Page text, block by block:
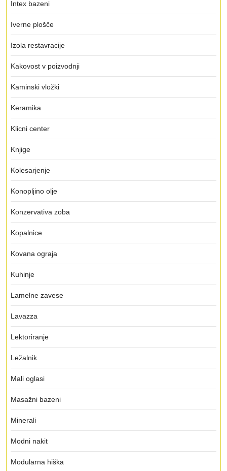
Intex bazeni
Iverne plošče
Izola restavracije
Kakovost v poizvodnji
Kaminski vložki
Keramika
Klicni center
Knjige
Kolesarjenje
Konopljino olje
Konzervativa zoba
Kopalnice
Kovana ograja
Kuhinje
Lamelne zavese
Lavazza
Lektoriranje
Ležalnik
Mali oglasi
Masažni bazeni
Minerali
Modni nakit
Modularna hiška